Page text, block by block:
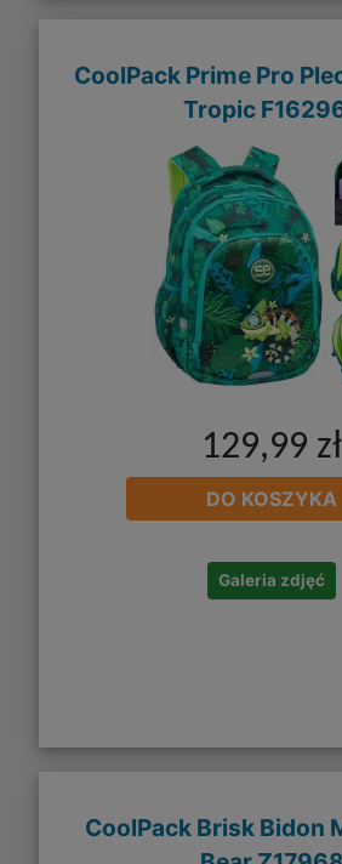
CoolPack Prime Pro
Tropic
129,99 zł
DO KOSZYKA
Galeria zdjęć
CoolPack Brisk Bidon